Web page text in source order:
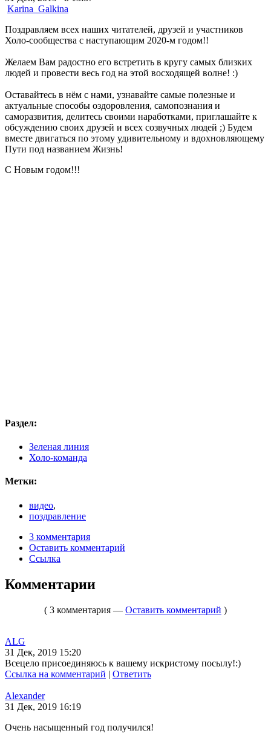
Karina_Galkina
Поздравляем всех наших читателей, друзей и участников
Холо-сообщества с наступающим 2020-м годом!!
Желаем Вам радостно его встретить в кругу самых близких
людей и провести весь год на этой восходящей волне! :)
Оставайтесь в нём с нами, узнавайте самые полезные и
актуальные способы оздоровления, самопознания и
саморазвития, делитесь своими наработками, приглашайте к
обсуждению своих друзей и всех созвучных людей ;) Будем
вместе двигаться по этому удивительному и вдохновляющему
Пути под названием Жизнь!
С Новым годом!!!
Раздел:
Зеленая линия
Холо-команда
Метки:
видео,
поздравление
3 комментария
Оставить комментарий
Ссылка
Комментарии
( 3 комментария — Оставить комментарий )
ALG
31 Дек, 2019 15:20
Всецело присоединяюсь к вашему искристому посылу!:)
Ссылка на комментарий | Ответить
Alexander
31 Дек, 2019 16:19
Очень насыщенный год получился!